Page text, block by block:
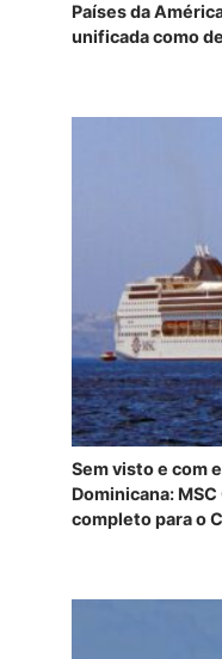
Países da
unificada como
Sem visto e com
Dominicana:
completo para o